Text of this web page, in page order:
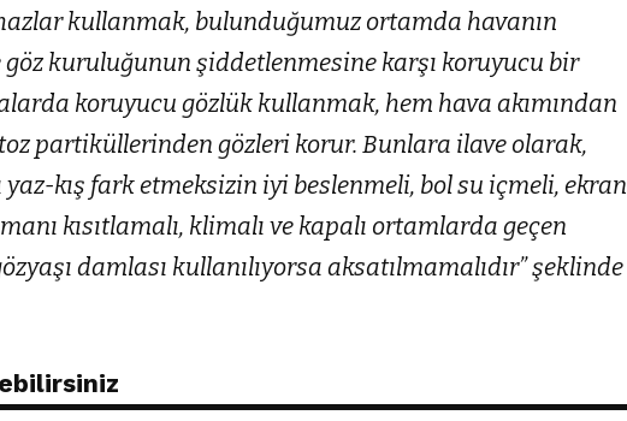
kullanmak, bulunduğumuz ortamda havanın
kuruluğunun şiddetlenmesine karşı koruyucu bir
koruyucu gözlük kullanmak, hem hava akımından
partiküllerinden gözleri korur. Bunlara ilave olarak,
kış fark etmeksizin iyi beslenmeli, bol su içmeli, ekran
kısıtlamalı, klimalı ve kapalı ortamlarda geçen
damlası kullanılıyorsa aksatılmamalıdır” şeklinde